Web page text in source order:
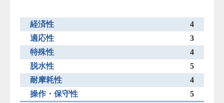
経済性
4
適応性
3
特殊性
4
脱水性
5
耐摩耗性
4
操作・保守性
5